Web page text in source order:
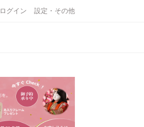
ログイン 設定・その他